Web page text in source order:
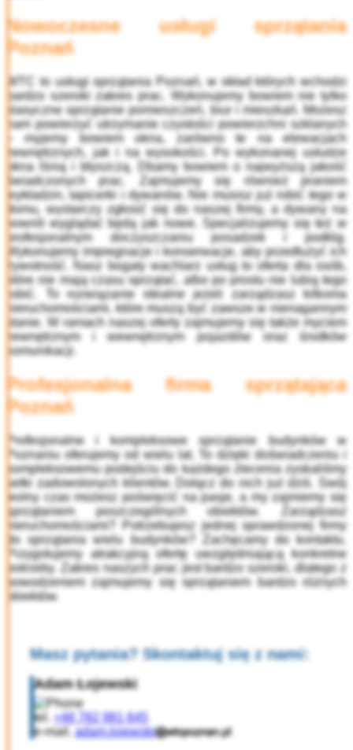
Nowoczesne
usługi sprzątania
Poznań
WTC to usługi sprzątania Poznań, w skład których wchodzi
bardzo szeroki zakres prac. Wykonujemy bowiem nie tylko
klasyczne sprzątanie pomieszczeń, biur i mieszkań. Możesz
nam powierzyć utrzymanie czystości powierzchni szklanych
– myjemy bowiem okna, zarówno te na elewacjach
zewnętrznych, jak i na wysokości. Po wykonanej usłudze
okna lśnią i błyszczą. Dbamy bowiem o najwyższą jakość
świadczonych prac. Zajmujemy się również praniem
wykładzin, tapicerki i dywanów. Nie musisz już robić tego w
domu, wystarczy zgłosić się do naszej firmy, a dywany na
powrót wyglądać będą jak nowe. Specjalizujemy się też w
profesjonalnym doczyszczaniu posadzek i podłóg.
Wykonujemy impregnacje i konserwacje, aby przedłużyć ich
żywotność. Nasz bogaty wachlarz usług to oferta dla osób,
które nie mają czasu sprzątać, albo po prostu nie lubią tego
robić. To rozwiązanie idealne jeżeli zarządzasz kilkoma
nieruchomościami, które muszą być zawsze w nienagannym
stanie. W ramach naszej oferty zajmujemy się także myciem
zewnętrznym i wewnętrznym pojazdów oraz środków
komunikacji.
Profesjonalna
firma sprzątająca
Poznań
Profesjonalne i kompleksowe
sprzątanie budynków w
Poznaniuoferujemy od wielu lat. To dzięki doświadczeniu i
kompleksowemu podejściu do każdego zlecenia zyskaliśmy
setki zadowolonych klientów. Dołącz do nich już dziś. Swój
wolny czas możesz poświęcić na pasje, a my zajmiemy się
sprzątaniem poszczególnych obiektów. Zarządzasz
nieruchomościami? Potrzebujesz jednej sprawdzonej firmy
do sprzątania wielu budynków? Zachęcamy do kontaktu.
Przygotujemy atrakcyjną ofertę uwzględniającą konkretne
potrzeby. Zakres naszych prac jest bardzo szeroki, dlatego z
powodzeniem zajmujemy się sprzątaniem bardzo różnych
obiektów.
Masz pytania? Skontaktuj się z nami:
Adam Łojewski
tel. +48 782 981 645
e-mail.adam.lojewski